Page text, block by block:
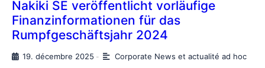
Nakiki SE veröffentlicht vorläufige
Finanzinformationen für das
Rumpfgeschäftsjahr 2024
19. décembre 2025 - Corporate News et actualité ad hoc